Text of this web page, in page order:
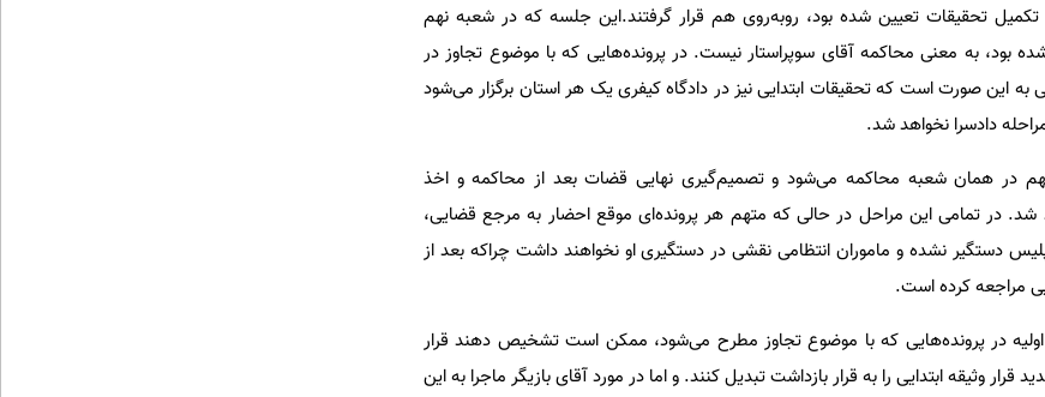
تحقیقات تعیین شده بود، روبه‌روی هم قرار گرفتند.این جلسه که در شعبه نهم
بود، به معنی محاکمه آقای سوپراستار نیست. در پرونده‌هایی که با موضوع تجاوز در
به این صورت است که تحقیقات ابتدایی نیز در دادگاه کیفری یک هر استان برگزار می‌شود
دادسرا نخواهد شد.
در همان شعبه محاکمه می‌شود و تصمیم‌گیری نهایی قضات بعد از محاکمه و اخذ
شد. در تمامی این مراحل در حالی که متهم هر پرونده‌ای موقع احضار به مرجع قضایی،
دستگیر نشده و ماموران انتظامی نقشی در دستگیری او نخواهند داشت چرا‌که بعد از
مراجعه کرده است.
در پرونده‌هایی که با موضوع تجاوز مطرح می‌شود، ممکن است تشخیص دهند قرار
وثیقه ابتدایی را به قرار بازداشت تبدیل کنند. و اما در مورد آقای بازیگر ‌ماجرا به این